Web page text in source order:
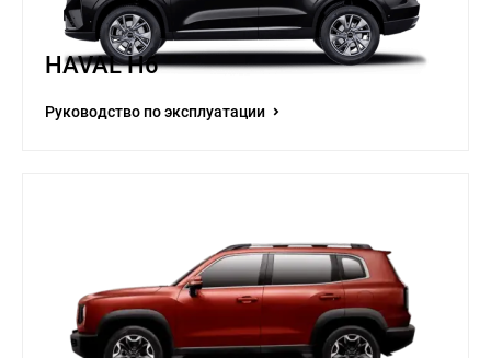
HAVAL H6
Руководство по эксплуатации